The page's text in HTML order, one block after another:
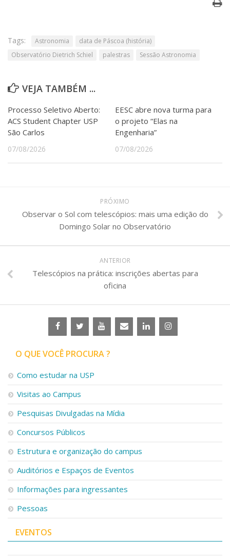
Tags: Astronomia
data de Páscoa (história)
Observatório Dietrich Schiel
palestras Sessão Astronomia
VEJA TAMBÉM ...
Processo Seletivo Aberto:
ACS Student Chapter USP
São Carlos
07/08/2026
EESC abre nova turma para
o projeto “Elas na
Engenharia”
07/08/2026
PRÓXIMO
Observar o Sol com telescópios: mais uma edição do
Domingo Solar no Observatório
ANTERIOR
Telescópios na prática: inscrições abertas para
oficina
O QUE VOCÊ PROCURA ?
Como estudar na USP
Visitas ao Campus
Pesquisas Divulgadas na Mídia
Concursos Públicos
Estrutura e organização do campus
Auditórios e Espaços de Eventos
Informações para ingressantes
Pessoas
EVENTOS